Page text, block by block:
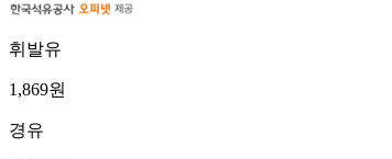
휘발유
1,869원
경유